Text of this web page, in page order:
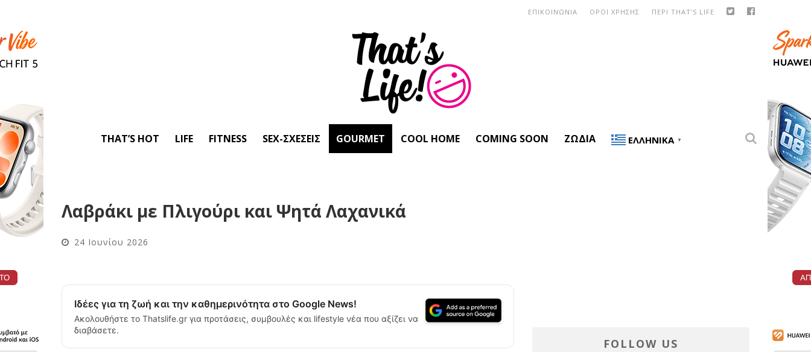
ΠΕΡΙ THAT’S LIFE
ΟΡΟΙ ΧΡΗΣΗΣ
ΕΠΙΚΟΙΝΩΝΙΑ
THAT’S HOT LIFE FITNESS SEX-ΣΧΈΣΕΙΣ GOURMET COOL HOME COMING SOON ΖΏΔΙΑ ΕΛΛΗΝΙΚΆ ▼
Λαβράκι με Πλιγούρι και Ψητά Λαχανικά
24 Ιουνίου 2026
Ιδέες για τη ζωή και την καθημερινότητα στο Google News!
Ακολουθήστε το Thatslife.gr για προτάσεις, συμβουλές και lifestyle νέα που αξίζει να
διαβάσετε.
FOLLOW US